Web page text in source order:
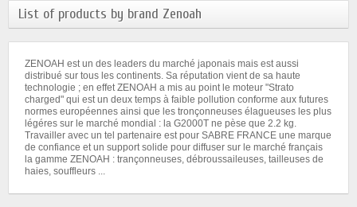
List of products by brand Zenoah
ZENOAH est un des leaders du marché japonais mais est aussi
distribué sur tous les continents. Sa réputation vient de sa haute
technologie ; en effet ZENOAH a mis au point le moteur "Strato
charged" qui est un deux temps à faible pollution conforme aux futures
normes européennes ainsi que les tronçonneuses élagueuses les plus
légéres sur le marché mondial : la G2000T ne pèse que 2.2 kg.
Travailler avec un tel partenaire est pour SABRE FRANCE une marque
de confiance et un support solide pour diffuser sur le marché français
la gamme ZENOAH : trançonneuses, débroussaileuses, tailleuses de
haies, souffleurs ...